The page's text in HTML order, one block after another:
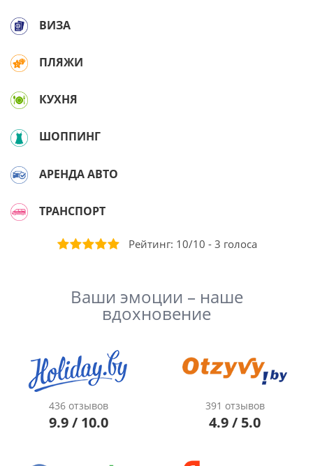
ВИЗА
ПЛЯЖИ
КУХНЯ
ШОППИНГ
АРЕНДА АВТО
ТРАНСПОРТ
Рейтинг: 10/10 - 3 голоса
Ваши эмоции – наше
вдохновение
436 отзывов
9.9 / 10.0
391 отзывов
4.9 / 5.0